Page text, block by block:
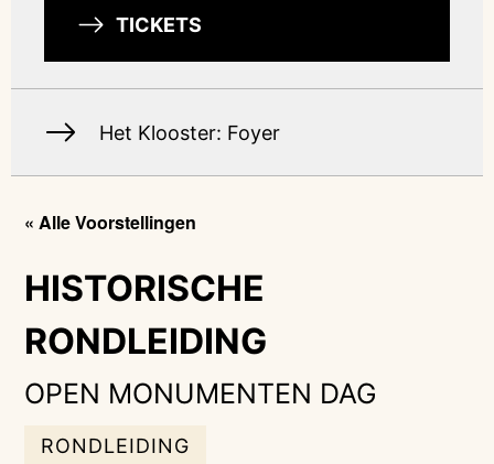
« Alle Voorstellingen
HISTORISCHE
RONDLEIDING
OPEN MONUMENTEN DAG
RONDLEIDING
TICKETS
Het Klooster: Foyer